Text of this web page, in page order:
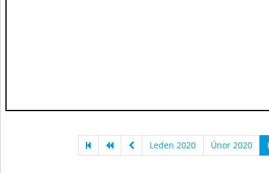
Leden 2020 Únor 2020